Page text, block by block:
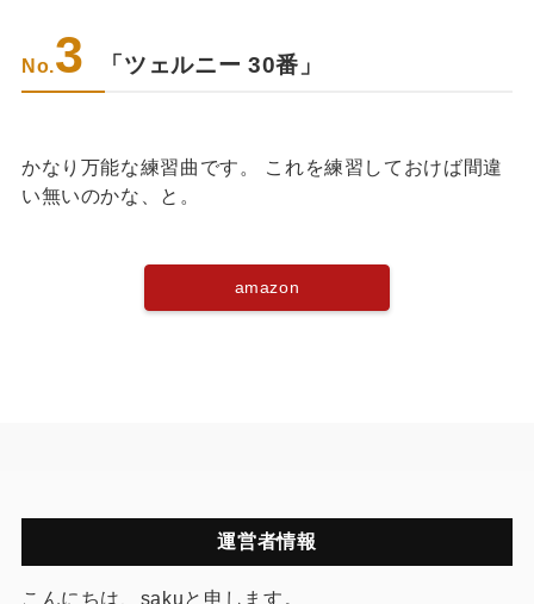
No.3 「ツェルニー 30番」
かなり万能な練習曲です。 これを練習しておけば間違
い無いのかな、と。
amazon
運営者情報
こんにちは、sakuと申します。